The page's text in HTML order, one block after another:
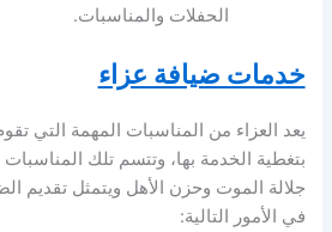
الحفلات والمناسبات.
خدمات ضيافة عزاء
يعد العزاء من المناسبات المهمة التي
بتغطية الخدمة بها، وتتسم تلك المناسبات
جلالة الموت وحزن الأهل ويتمثل تقديم
في الأمور التالية: